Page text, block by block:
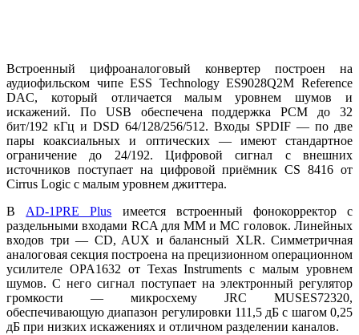
Встроенный цифроаналоговый конвертер построен на
аудиофильском чипе ESS Technology ES9028Q2M Reference
DAC, который отличается малым уровнем шумов и
искажений. По USB обеспечена поддержка PCM до 32
бит/192 кГц и DSD 64/128/256/512. Входы SPDIF — по две
пары коаксиальных и оптических — имеют стандартное
ограничение до 24/192. Цифровой сигнал с внешних
источников поступает на цифровой приёмник CS 8416 от
Cirrus Logic с малым уровнем джиттера.
В AD-1PRE Plus имеется встроенный фонокорректор с
раздельными входами RCA для ММ и МС головок. Линейных
входов три — CD, AUX и балансный XLR. Симметричная
аналоговая секция построена на прецизионном операционном
усилителе OPA1632 от Texas Instruments с малым уровнем
шумов. С него сигнал поступает на электронный регулятор
громкости — микросхему JRC MUSES72320,
обеспечивающую диапазон регулировки 111,5 дБ с шагом 0,25
дБ при низких искажениях и отличном разделении каналов.